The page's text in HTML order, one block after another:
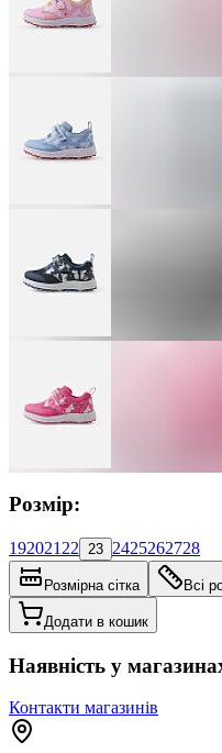
Розмір:
192021 22 23 2425262728
Розмірна сітка Всі
Додати в кошик
Наявність у
Контакти магазинів